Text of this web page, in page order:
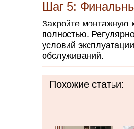
Шаг 5:
Закройте монтажную
полностью.
условий
обслуживаний.
Похожие статьи: